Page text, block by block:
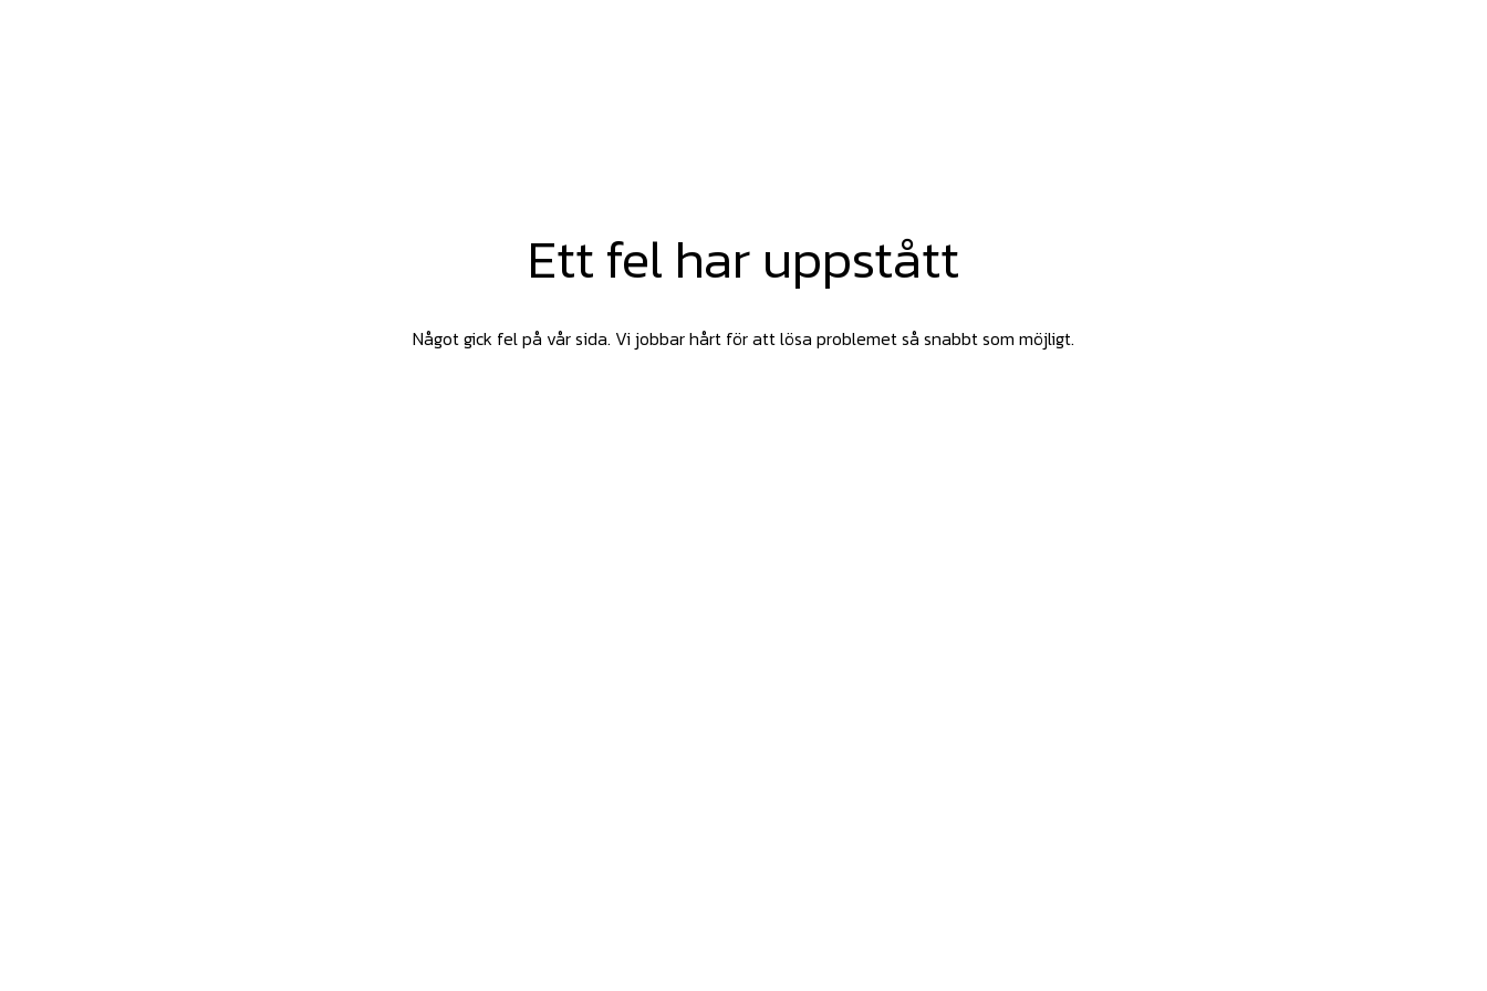
Ett fel har uppstått
Något gick fel på vår sida. Vi jobbar hårt för att lösa problemet så snabbt som möjligt.